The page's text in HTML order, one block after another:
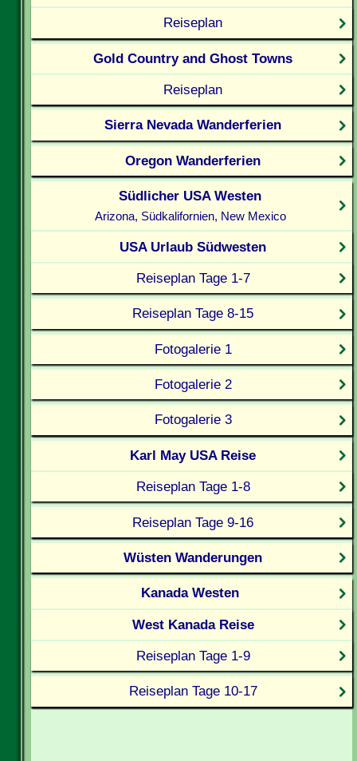
Reiseplan
Gold Country and Ghost Towns
Reiseplan
Sierra Nevada Wanderferien
Oregon Wanderferien
Südlicher USA Westen
Arizona, Südkalifornien, New Mexico
USA Urlaub Südwesten
Reiseplan Tage 1-7
Reiseplan Tage 8-15
Fotogalerie 1
Fotogalerie 2
Fotogalerie 3
Karl May USA Reise
Reiseplan Tage 1-8
Reiseplan Tage 9-16
Wüsten Wanderungen
Kanada Westen
West Kanada Reise
Reiseplan Tage 1-9
Reiseplan Tage 10-17